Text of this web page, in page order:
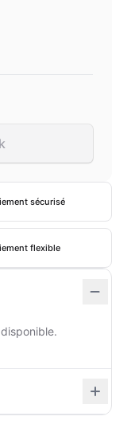
sécurisé
flexible